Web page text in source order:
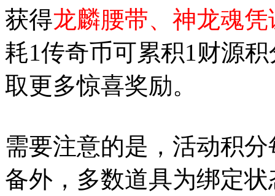
获得龙麟腰带、神龙魂凭
耗1传奇币可累积1财源积
取更多惊喜奖励。
需要注意的是，活动积
备外，多数道具为绑定状